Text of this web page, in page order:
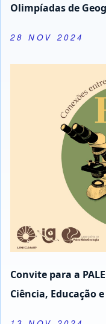
Olimpíadas de
28 NOV 2024
Convite para a
Ciência, Educação